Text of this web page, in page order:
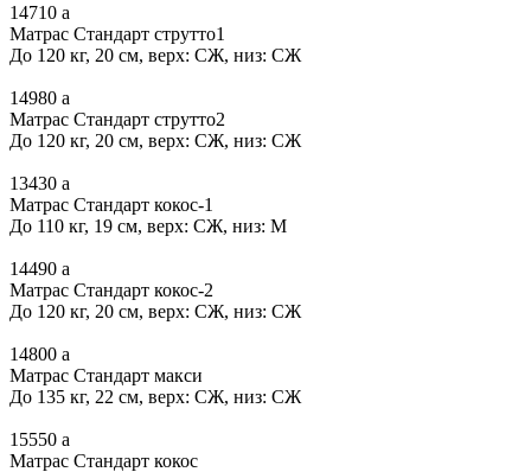
14710 a
Матрас Стандарт струтто1
До 120 кг, 20 см, верх: СЖ, низ: СЖ
14980 a
Матрас Стандарт струтто2
До 120 кг, 20 см, верх: СЖ, низ: СЖ
13430 a
Матрас Стандарт кокос-1
До 110 кг, 19 см, верх: СЖ, низ: М
14490 a
Матрас Стандарт кокос-2
До 120 кг, 20 см, верх: СЖ, низ: СЖ
14800 a
Матрас Стандарт макси
До 135 кг, 22 см, верх: СЖ, низ: СЖ
15550 a
Матрас Стандарт кокос